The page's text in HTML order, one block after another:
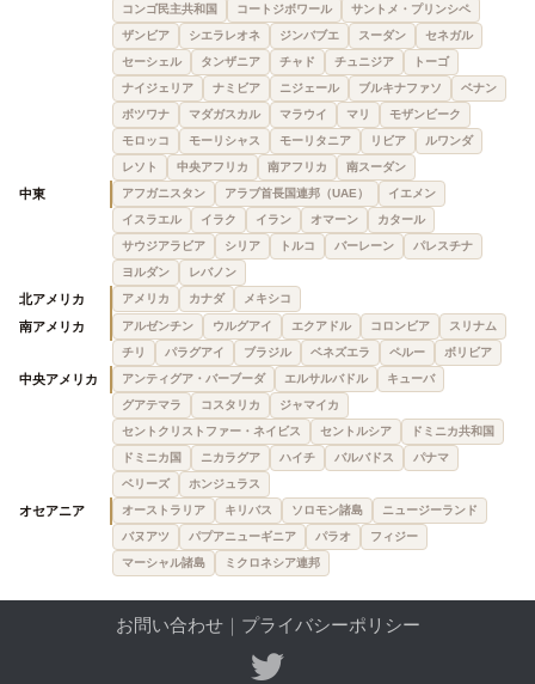
コンゴ民主共和国
コートジボワール
サントメ・プリンシペ
ザンビア
シエラレオネ ジンバブエ スーダン
セネガル
セーシェル
タンザニア チャド チュニジア
トーゴ
ナイジェリア
ナミビア ニジェール ブルキナファソ
ベナン
ボツワナ
マダガスカル マラウイ マリ
モザンビーク
モロッコ
モーリシャス モーリタニア リビア
ルワンダ
レソト
中央アフリカ 南アフリカ 南スーダン
中東 アフガニスタン アラブ首長国連邦（UAE）
イエメン
イスラエル
イラク イラン オマーン
カタール
サウジアラビア
シリア トルコ バーレーン
パレスチナ
ヨルダン
レバノン
北アメリカ アメリカ カナダ メキシコ
南アメリカ アルゼンチン ウルグアイ エクアドル コロンビア
スリナム
チリ
パラグアイ ブラジル ベネズエラ ペルー ボリビア
中央アメリカ アンティグア・バーブーダ エルサルバドル
キューバ
グアテマラ
コスタリカ
ジャマイカ
セントクリストファー・ネイビス
セントルシア
ドミニカ共和国
ドミニカ国
ニカラグア ハイチ バルバドス
パナマ
ベリーズ
ホンジュラス
オセアニア オーストラリア キリバス ソロモン諸島
ニュージーランド
バヌアツ
パプアニューギニア パラオ
フィジー
マーシャル諸島
ミクロネシア連邦
お問い合わせ｜ プライバシーポリシー